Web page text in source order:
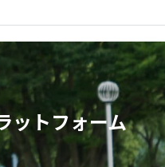
ットフォーム